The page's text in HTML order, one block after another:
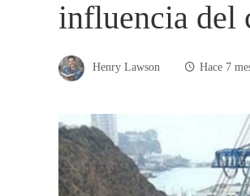
influencia del
Henry Lawson Hace 7